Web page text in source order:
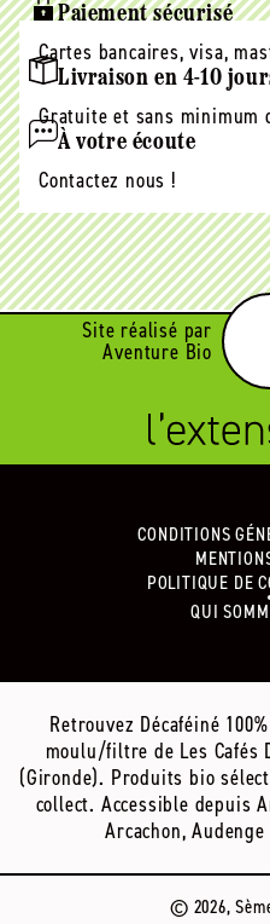
Paiement sécurisé
Cartes bancaires, visa,
Livraison en 4-10
Gratuite et sans minimum
À votre écoute
Contactez nous !
Site réalisé par
Aventure Bio
CONDITIONS
POLITIQUE DE
QUI
Retrouvez Décaféiné
moulu/filtre de Les Cafés
(Gironde). Produits bio
collect. Accessible depuis
Arcachon,
© 2026,